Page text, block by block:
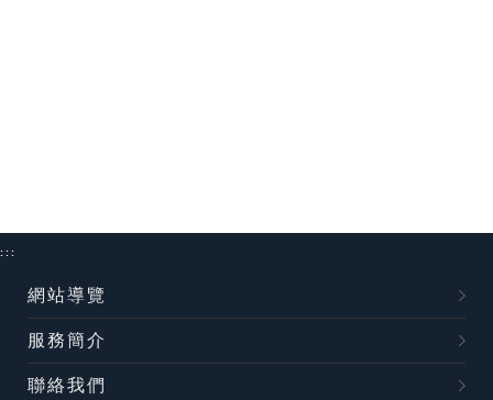
:::
網站導覽
服務簡介
聯絡我們